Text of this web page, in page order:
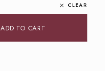
CLEAR
ADD TO CART